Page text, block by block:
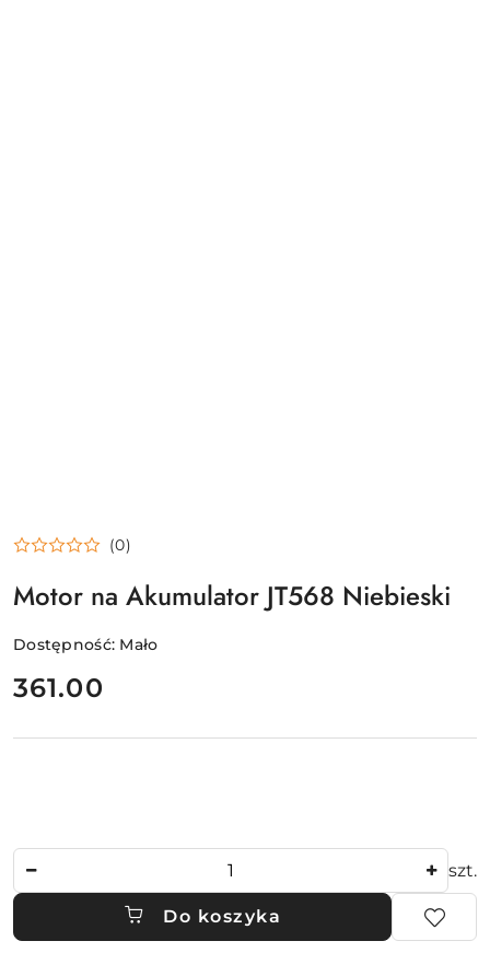
(0)
Motor na Akumulator JT568 Niebieski
Dostępność: Mało
cena:
361.00
szt.
Do koszyka